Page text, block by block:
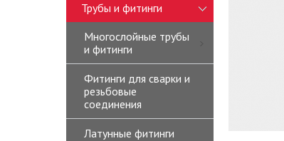
Трубы и фитинги
Многослойные трубы
и фитинги
Фитинги для сварки и
резьбовые
соединения
Латунные фитинги